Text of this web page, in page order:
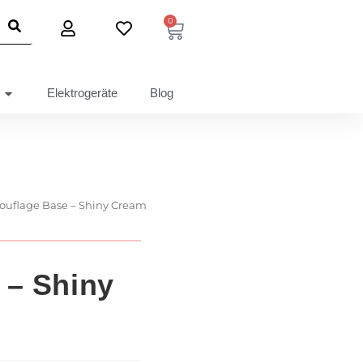
0
Elektrogeräte Blog
Base – Shiny Cream
Shiny